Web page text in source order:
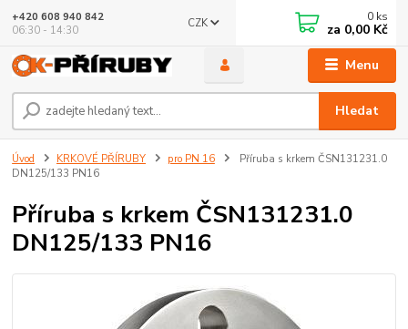
Menu
CZK
Hledat
+420 608 940 842
06:30 - 14:30
0 ks
za 0,00 Kč
Úvod KRKOVÉ PŘÍRUBY pro PN 16
Příruba s krkem ČSN131231.0
DN125/133 PN16
Příruba s krkem ČSN131231.0
DN125/133 PN16